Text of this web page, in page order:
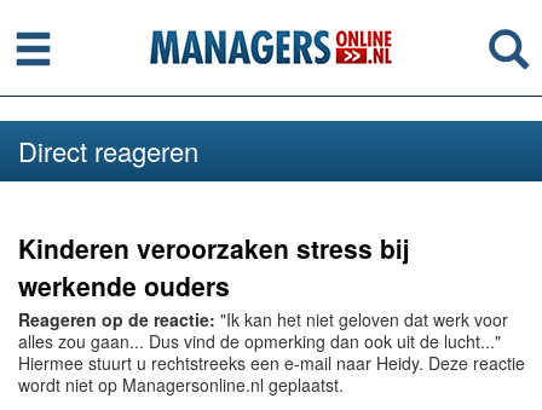
Menu
Direct reageren
Kinderen veroorzaken stress bij
werkende ouders
Reageren op de reactie: "Ik kan het niet geloven dat werk voor
alles zou gaan... Dus vind de opmerking dan ook uit de lucht..."
Hiermee stuurt u rechtstreeks een e-mail naar Heidy. Deze reactie
wordt niet op Managersonline.nl geplaatst.